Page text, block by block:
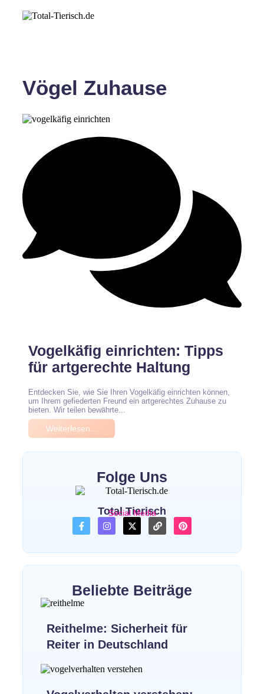
Vögel Zuhause
Vogelkäfig einrichten: Tipps
für artgerechte Haltung
Entdecken Sie, wie Sie Ihren Vogelkäfig einrichten können,
um Ihrem gefiederten Freund ein artgerechtes Zuhause zu
bieten. Wir teilen bewährte...
Weiterlesen...
Folge Uns
Total Tierisch
Social Media
Beliebte Beiträge
Reithelme: Sicherheit für
Reiter in Deutschland